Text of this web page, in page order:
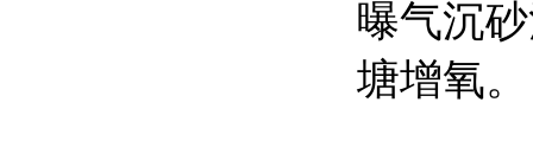
曝气沉
塘增氧。